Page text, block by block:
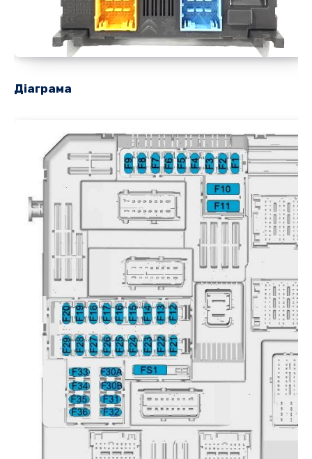
Діаграма